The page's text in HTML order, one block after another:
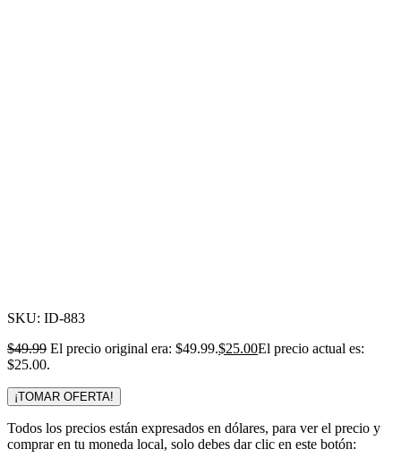
SKU: ID-883
$49.99 El precio original era: $49.99.$25.00El precio actual es:
$25.00.
¡TOMAR OFERTA!
Todos los precios están expresados en dólares, para ver el precio y
comprar en tu moneda local, solo debes dar clic en este botón: